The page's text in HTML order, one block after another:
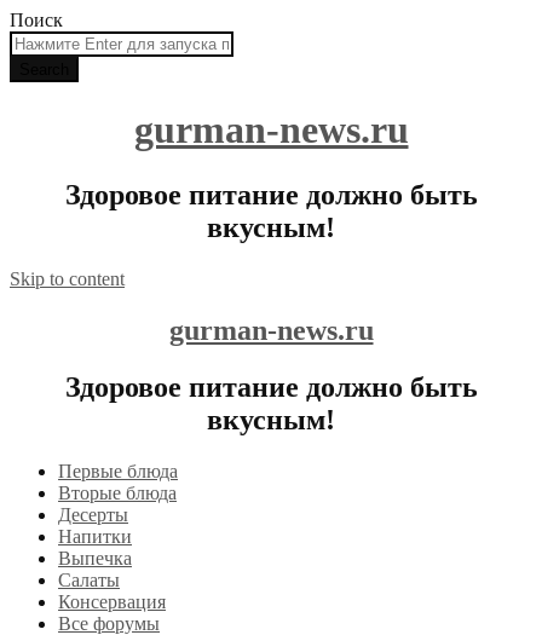
Поиск
gurman-news.ru
Здоровое питание должно быть
вкусным!
Skip to content
gurman-news.ru
Здоровое питание должно быть
вкусным!
Первые блюда
Вторые блюда
Десерты
Напитки
Выпечка
Салаты
Консервация
Все форумы